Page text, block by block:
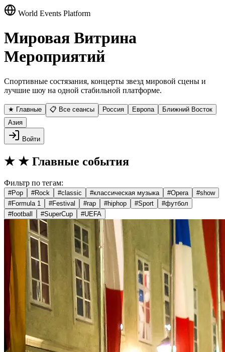
World Events Platform
Мировая Витрина
Мероприятий
Спортивные состязания, концерты звезд мировой сцены и
лучшие шоу на одной стабильной платформе.
★ Главные 📋 Все сеансы Россия Европа
Ближний Восток
Азия
Войти
★ ★ Главные события
Фильтр по тегам:
#Pop #Rock #classic #классическая музыка #Opera #show
#Formula 1 #Festival #rap #hiphop #Sport #футбол
#football #SuperCup #UEFA